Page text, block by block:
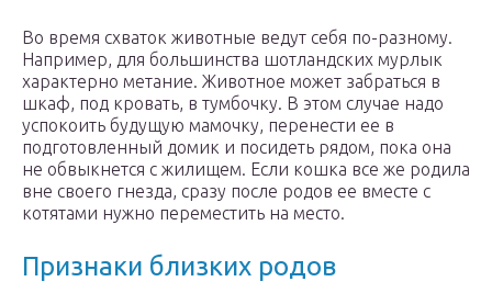
Во время схваток животные ведут себя по-разному.
Например, для большинства шотландских мурлык
характерно метание. Животное может забраться в
шкаф, под кровать, в тумбочку. В этом случае надо
успокоить будущую мамочку, перенести ее в
подготовленный домик и посидеть рядом, пока она
не обвыкнется с жилищем. Если кошка все же родила
вне своего гнезда, сразу после родов ее вместе с
котятами нужно переместить на место.
Признаки близких родов